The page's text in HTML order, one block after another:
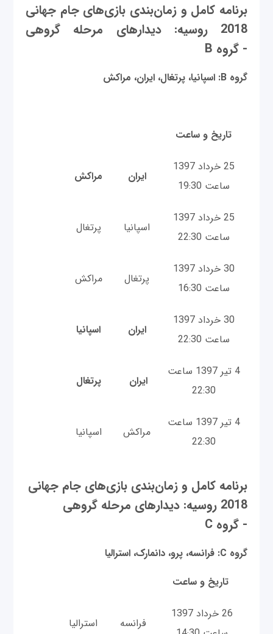
برنامه کامل و زمان‌بندی بازی‌های جام جهانی
2018 روسیه: دیدارهای مرحله گروهی
- گروه B
گروه B: اسپانیا، پرتغال، ایران، مراکش
تاریخ و ساعت
25 خرداد 1397
ساعت 19:30
ایران مراکش
25 خرداد 1397
ساعت 22:30
اسپانیا پرتغال
30 خرداد 1397
ساعت 16:30
پرتغال مراکش
30 خرداد 1397
ساعت 22:30
ایران اسپانیا
4 تیر 1397 ساعت
22:30
ایران پرتغال
4 تیر 1397 ساعت
22:30
مراکش اسپانیا
برنامه کامل و زمان‌بندی بازی‌های جام جهانی
2018 روسیه: دیدارهای مرحله گروهی
- گروه C
گروه C: فرانسه، پرو، دانمارک، استرالیا
تاریخ و ساعت
26 خرداد 1397
فرانسه استرالیا